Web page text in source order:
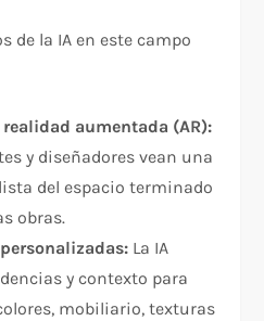
de la IA en este campo
aumentada (AR):
y diseñadores vean una
del espacio terminado
obras.
La IA
y contexto para
mobiliario, texturas